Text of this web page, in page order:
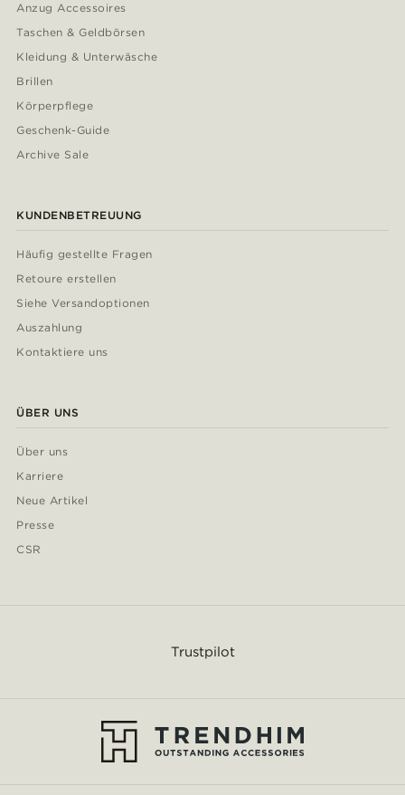
Anzug Accessoires
Taschen & Geldbörsen
Kleidung & Unterwäsche
Brillen
Körperpflege
Geschenk-Guide
Archive Sale
KUNDENBETREUUNG
Häufig gestellte Fragen
Retoure erstellen
Siehe Versandoptionen
Auszahlung
Kontaktiere uns
ÜBER UNS
Über uns
Karriere
Neue Artikel
Presse
CSR
Trustpilot